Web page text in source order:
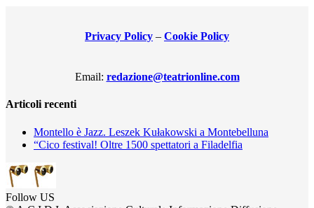
Privacy Policy – Cookie Policy
Email: redazione@teatrionline.com
Articoli recenti
Montello è Jazz. Leszek Kułakowski a Montebelluna
“Cico festival! Oltre 1500 spettatori a Filadelfia
Follow US